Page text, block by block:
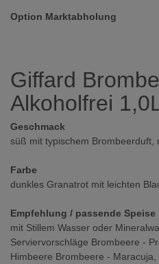
Option Marktabholung
Giffard
Alkoholfrei
Geschmack
süß mit typischem Brombeerduft,
Farbe
dunkles Granatrot mit leichten
Empfehlung / passende Speise
mit Stillem Wasser oder
Serviervorschläge Brombeere -
Himbeere Brombeere -